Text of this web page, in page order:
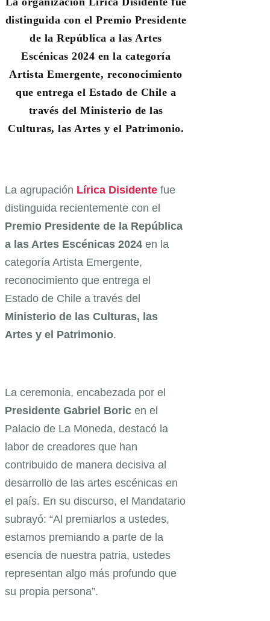
distinguida con el Premio Presidente
de la República a las Artes
Escénicas 2024 en la categoría
Artista Emergente, reconocimiento
que entrega el Estado de Chile a
través del Ministerio de las
Culturas, las Artes y el Patrimonio.
La agrupación Lírica Disidente fue
distinguida recientemente con el
Premio Presidente de la República
a las Artes Escénicas 2024 en la
categoría Artista Emergente,
reconocimiento que entrega el
Estado de Chile a través del
Ministerio de las Culturas, las
Artes y el Patrimonio.
La ceremonia, encabezada por el
Presidente Gabriel Boric en el
Palacio de La Moneda, destacó la
labor de creadores que han
contribuido de manera decisiva al
desarrollo de las artes escénicas en
el país. En su discurso, el Mandatario
subrayó: “Al premiarlos a ustedes,
estamos premiando a parte de la
esencia de nuestra patria, ustedes
representan algo más profundo que
su propia persona”.